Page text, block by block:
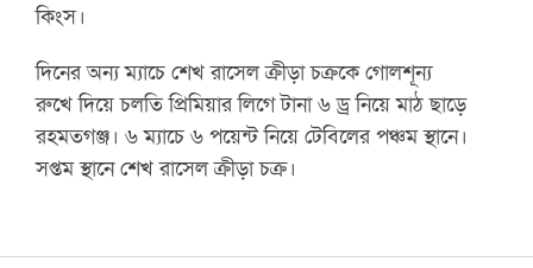
কিংস।
দিনের অন্য ম্যাচে শেখ রাসেল ক্রীড়া চক্রকে গোলশূন্য
রুখে দিয়ে চলতি প্রিমিয়ার লিগে টানা ৬ ড্র নিয়ে মাঠ ছাড়ে
রহমতগঞ্জ। ৬ ম্যাচে ৬ পয়েন্ট নিয়ে টেবিলের পঞ্চম স্থানে।
সপ্তম স্থানে শেখ রাসেল ক্রীড়া চক্র।